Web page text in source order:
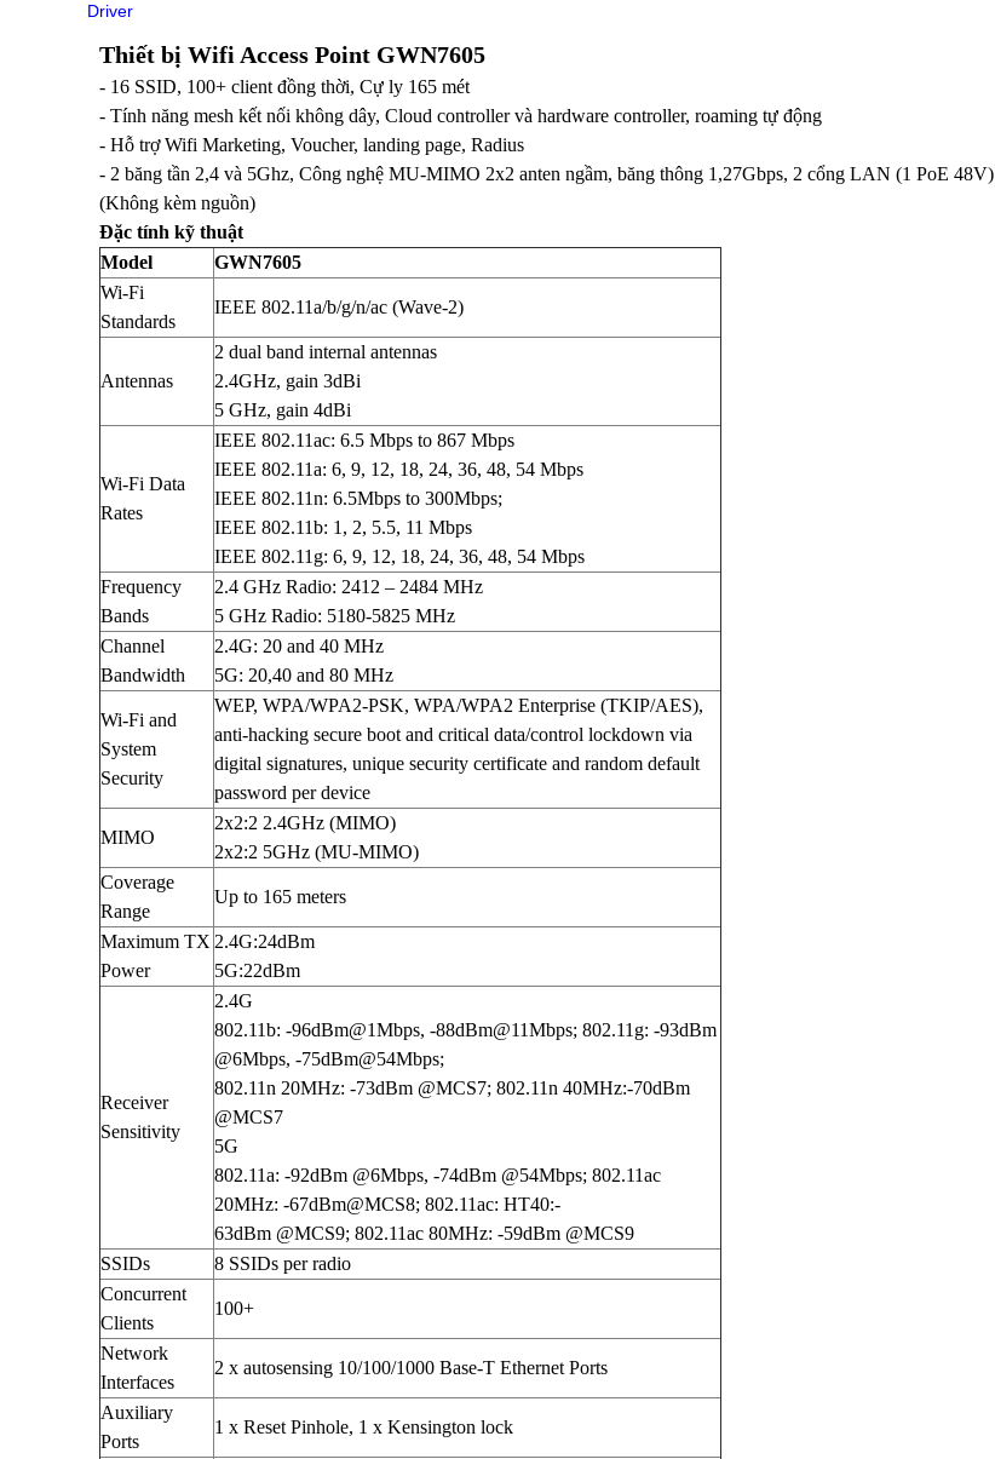
WIFI GIA ĐÌNH
3G/4G/5G Wifi
3G/4G Netgear
3G/4G/5G Huawei
3G/4G TP-Link
4G/5G D-Link
Adapter POE Unifi
Adapter POE TP-Link
Adapter 12V, 5V
Tổng đài điện thoại và điện thoại
Tổng đài Grandstream
DeceptiveBytes Presentation
Giới thiệu giải pháp DLP ITsMine
Trình bày DeceptiveBytes
OPENVAS Sales Deck
Deceptive-Bytes-Defender-vs-CrowdStrike
Deceptive-Bytes-vs-Check-Point
Deceptive-Bytes-vs-Cybereason
Deceptive-Bytes-vs-Cynet
Deceptive-Bytes-vs-Fidelis
Deceptive-Bytes-vs-Fortinet
Deceptive-Bytes-vs-Kaspersky
Deceptive-Bytes-vs-Morphisec
Deceptive-Bytes-vs-Palo-Alto
Deceptive-Bytes-vs-SentinelOne
Đầu Thu KBVison
Đầu Thu IMOU
Đầu Thu HIKvison
Đầu Thu Dahua
COMMSCOPE/AMP
Driver
Thiết bị Wifi Access Point GWN7605
- 16 SSID, 100+ client đồng thời, Cự ly 165 mét
- Tính năng mesh kết nối không dây, Cloud controller và hardware controller, roaming tự động
- Hỗ trợ Wifi Marketing, Voucher, landing page, Radius
- 2 băng tần 2,4 và 5Ghz, Công nghệ MU-MIMO 2x2 anten ngầm, băng thông 1,27Gbps, 2 cổng LAN (1 PoE 48V)
(Không kèm nguồn)
Đặc tính kỹ thuật
Model
GWN7605
Wi-Fi
Standards
IEEE 802.11a/b/g/n/ac (Wave-2)
Antennas
2 dual band internal antennas
2.4GHz, gain 3dBi
5 GHz, gain 4dBi
Wi-Fi Data
Rates
IEEE 802.11ac: 6.5 Mbps to 867 Mbps
IEEE 802.11a: 6, 9, 12, 18, 24, 36, 48, 54 Mbps
IEEE 802.11n: 6.5Mbps to 300Mbps;
IEEE 802.11b: 1, 2, 5.5, 11 Mbps
IEEE 802.11g: 6, 9, 12, 18, 24, 36, 48, 54 Mbps
Frequency
Bands
2.4 GHz Radio: 2412 – 2484 MHz
5 GHz Radio: 5180-5825 MHz
Channel
Bandwidth
2.4G: 20 and 40 MHz
5G: 20,40 and 80 MHz
Wi-Fi and
System
Security
WEP, WPA/WPA2-PSK, WPA/WPA2 Enterprise (TKIP/AES),
anti-hacking secure boot and critical data/control lockdown via
digital signatures, unique security certificate and random default
password per device
MIMO
2x2:2 2.4GHz (MIMO)
2x2:2 5GHz (MU-MIMO)
Coverage
Range
Up to 165 meters
Maximum TX
Power
2.4G:24dBm
5G:22dBm
Receiver
Sensitivity
2.4G
802.11b: -96dBm@1Mbps, -88dBm@11Mbps; 802.11g: -93dBm
@6Mbps, -75dBm@54Mbps;
802.11n 20MHz: -73dBm @MCS7; 802.11n 40MHz:-70dBm
@MCS7
5G
802.11a: -92dBm @6Mbps, -74dBm @54Mbps; 802.11ac
20MHz: -67dBm@MCS8; 802.11ac: HT40:-
63dBm @MCS9; 802.11ac 80MHz: -59dBm @MCS9
SSIDs
8 SSIDs per radio
Concurrent
Clients
100+
Network
Interfaces
2 x autosensing 10/100/1000 Base-T Ethernet Ports
Auxiliary
Ports
1 x Reset Pinhole, 1 x Kensington lock